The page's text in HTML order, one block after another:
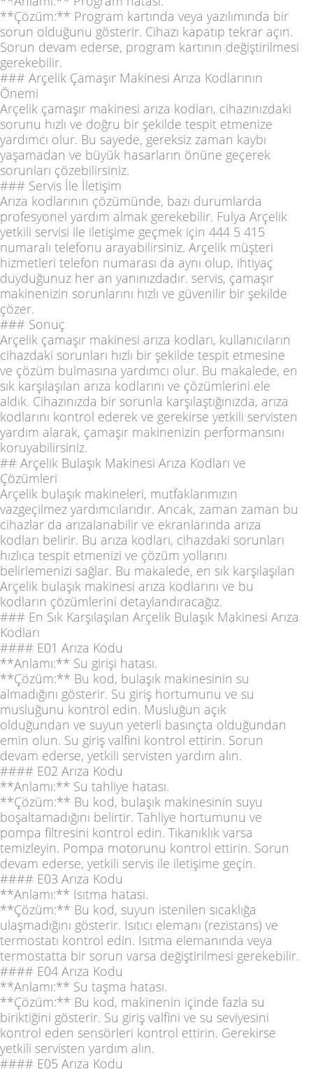
**Çözüm:** Program kartında veya yazılımında bir
sorun olduğunu gösterir. Cihazı kapatıp tekrar açın.
Sorun devam ederse, program kartının değiştirilmesi
gerekebilir.
### Arçelik Çamaşır Makinesi Arıza Kodlarının
Önemi
Arçelik çamaşır makinesi arıza kodları, cihazınızdaki
sorunu hızlı ve doğru bir şekilde tespit etmenize
yardımcı olur. Bu sayede, gereksiz zaman kaybı
yaşamadan ve büyük hasarların önüne geçerek
sorunları çözebilirsiniz.
### Servis İle İletişim
Arıza kodlarının çözümünde, bazı durumlarda
profesyonel yardım almak gerekebilir. Fulya Arçelik
yetkili servisi ile iletişime geçmek için 444 5 415
numaralı telefonu arayabilirsiniz. Arçelik müşteri
hizmetleri telefon numarası da aynı olup, ihtiyaç
duyduğunuz her an yanınızdadır. servis, çamaşır
makinenizin sorunlarını hızlı ve güvenilir bir şekilde
çözer.
### Sonuç
Arçelik çamaşır makinesi arıza kodları, kullanıcıların
cihazdaki sorunları hızlı bir şekilde tespit etmesine
ve çözüm bulmasına yardımcı olur. Bu makalede, en
sık karşılaşılan arıza kodlarını ve çözümlerini ele
aldık. Cihazınızda bir sorunla karşılaştığınızda, arıza
kodlarını kontrol ederek ve gerekirse yetkili servisten
yardım alarak, çamaşır makinenizin performansını
koruyabilirsiniz.
## Arçelik Bulaşık Makinesi Arıza Kodları ve
Çözümleri
Arçelik bulaşık makineleri, mutfaklarımızın
vazgeçilmez yardımcılarıdır. Ancak, zaman zaman bu
cihazlar da arızalanabilir ve ekranlarında arıza
kodları belirir. Bu arıza kodları, cihazdaki sorunları
hızlıca tespit etmenizi ve çözüm yollarını
belirlemenizi sağlar. Bu makalede, en sık karşılaşılan
Arçelik bulaşık makinesi arıza kodlarını ve bu
kodların çözümlerini detaylandıracağız.
### En Sık Karşılaşılan Arçelik Bulaşık Makinesi Arıza
Kodları
#### E01 Arıza Kodu
**Anlamı:** Su girişi hatası.
**Çözüm:** Bu kod, bulaşık makinesinin su
almadığını gösterir. Su giriş hortumunu ve su
musluğunu kontrol edin. Musluğun açık
olduğundan ve suyun yeterli basınçta olduğundan
emin olun. Su giriş valfini kontrol ettirin. Sorun
devam ederse, yetkili servisten yardım alın.
#### E02 Arıza Kodu
**Anlamı:** Su tahliye hatası.
**Çözüm:** Bu kod, bulaşık makinesinin suyu
boşaltamadığını belirtir. Tahliye hortumunu ve
pompa filtresini kontrol edin. Tıkanıklık varsa
temizleyin. Pompa motorunu kontrol ettirin. Sorun
devam ederse, yetkili servis ile iletişime geçin.
#### E03 Arıza Kodu
**Anlamı:** Isıtma hatası.
**Çözüm:** Bu kod, suyun istenilen sıcaklığa
ulaşmadığını gösterir. Isıtıcı elemanı (rezistans) ve
termostatı kontrol edin. Isıtma elemanında veya
termostatta bir sorun varsa değiştirilmesi gerekebilir.
#### E04 Arıza Kodu
**Anlamı:** Su taşma hatası.
**Çözüm:** Bu kod, makinenin içinde fazla su
biriktiğini gösterir. Su giriş valfini ve su seviyesini
kontrol eden sensörleri kontrol ettirin. Gerekirse
yetkili servisten yardım alın.
#### E05 Arıza Kodu